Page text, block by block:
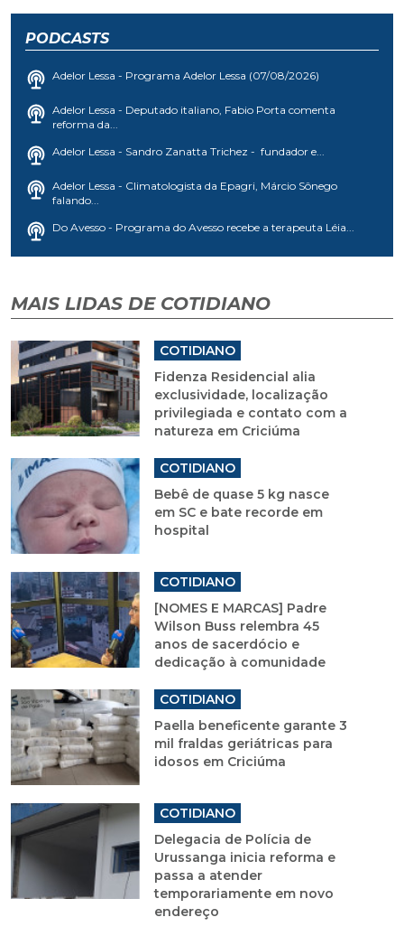
PODCASTS
Adelor Lessa - Programa Adelor Lessa (07/08/2026)
Adelor Lessa - Deputado italiano, Fabio Porta comenta
reforma da...
Adelor Lessa - Sandro Zanatta Trichez - fundador e...
Adelor Lessa - Climatologista da Epagri, Márcio Sônego
falando...
Do Avesso - Programa do Avesso recebe a terapeuta Léia...
MAIS LIDAS DE COTIDIANO
COTIDIANO
Fidenza Residencial alia
exclusividade, localização
privilegiada e contato com a
natureza em Criciúma
COTIDIANO
Bebê de quase 5 kg nasce
em SC e bate recorde em
hospital
COTIDIANO
[NOMES E MARCAS] Padre
Wilson Buss relembra 45
anos de sacerdócio e
dedicação à comunidade
COTIDIANO
Paella beneficente garante 3
mil fraldas geriátricas para
idosos em Criciúma
COTIDIANO
Delegacia de Polícia de
Urussanga inicia reforma e
passa a atender
temporariamente em novo
endereço